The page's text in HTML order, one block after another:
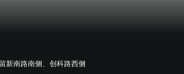
新南路南侧、创科路西侧